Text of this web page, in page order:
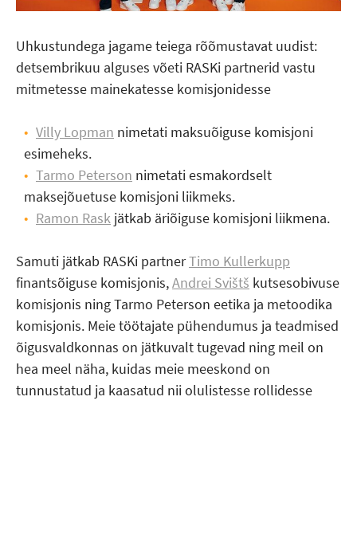
Uhkustundega jagame teiega rõõmustavat uudist:
detsembrikuu alguses võeti RASKi partnerid vastu
mitmetesse mainekatesse komisjonidesse
Villy Lopman nimetati maksuõiguse komisjoni
esimeheks.
Tarmo Peterson nimetati esmakordselt
maksejõuetuse komisjoni liikmeks.
Ramon Rask jätkab äriõiguse komisjoni liikmena.
Samuti jätkab RASKi partnerTimo Kullerkupp
finantsõiguse komisjonis,Andrei Svišt kutsesobivuse
komisjonis ning Tarmo Peterson eetika ja metoodika
komisjonis. Meie töötajate pühendumus ja teadmised
õigusvaldkonnas on jätkuvalt tugevad ning meil on
hea meel näha, kuidas meie meeskond on
tunnustatud ja kaasatud nii olulistesse rollidesse